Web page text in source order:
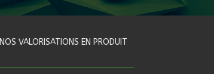
NOS VALORISATIONS EN PRODUIT